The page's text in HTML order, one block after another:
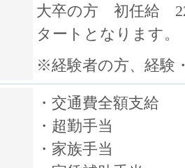
大卒の方 初任給
タートとなります。
※経験者の方、経験
・交通費全額支給
・超勤手当
・家族手当